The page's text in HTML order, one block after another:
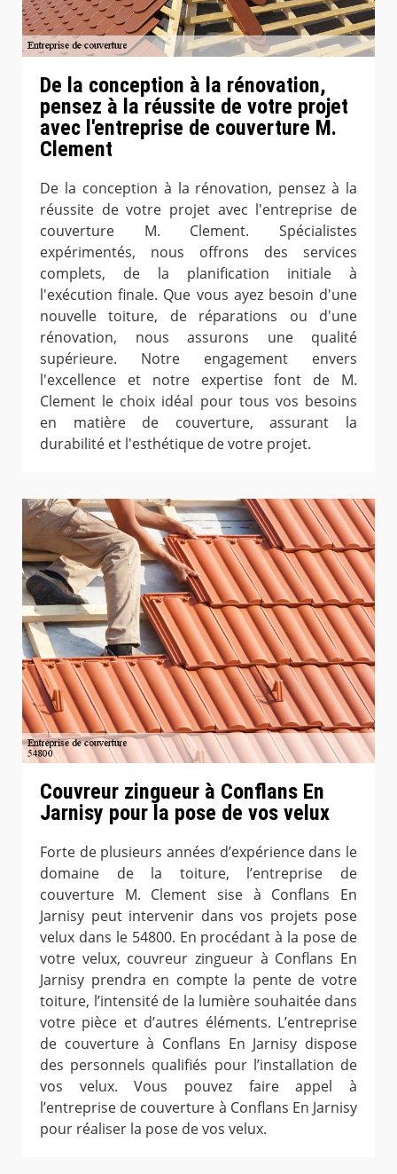
De la conception à la rénovation,
pensez à la réussite de votre projet
avec l'entreprise de couverture M.
Clement
De la conception à la rénovation, pensez à la
réussite de votre projet avec l'entreprise de
couverture M. Clement. Spécialistes
expérimentés, nous offrons des services
complets, de la planification initiale à
l'exécution finale. Que vous ayez besoin d'une
nouvelle toiture, de réparations ou d'une
rénovation, nous assurons une qualité
supérieure. Notre engagement envers
l'excellence et notre expertise font de M.
Clement le choix idéal pour tous vos besoins
en matière de couverture, assurant la
durabilité et l'esthétique de votre projet.
Couvreur zingueur à Conflans En
Jarnisy pour la pose de vos velux
Forte de plusieurs années d’expérience dans le
domaine de la toiture, l’entreprise de
couverture M. Clement sise à Conflans En
Jarnisy peut intervenir dans vos projets pose
velux dans le 54800. En procédant à la pose de
votre velux, couvreur zingueur à Conflans En
Jarnisy prendra en compte la pente de votre
toiture, l’intensité de la lumière souhaitée dans
votre pièce et d’autres éléments. L’entreprise
de couverture à Conflans En Jarnisy dispose
des personnels qualifiés pour l’installation de
vos velux. Vous pouvez faire appel à
l’entreprise de couverture à Conflans En Jarnisy
pour réaliser la pose de vos velux.